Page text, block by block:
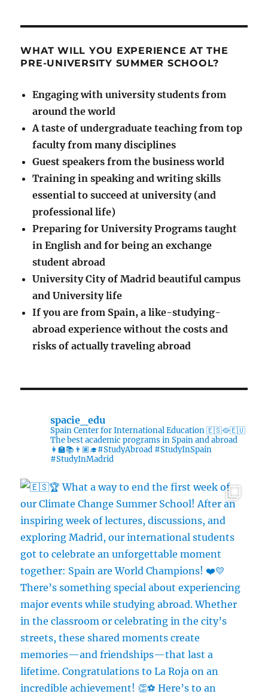
WHAT WILL YOU EXPERIENCE AT THE
PRE-UNIVERSITY SUMMER SCHOOL?
Engaging with university students from
around the world
A taste of undergraduate teaching from top
faculty from many disciplines
Guest speakers from the business world
Training in speaking and writing skills
essential to succeed at university (and
professional life)
Preparing for University Programs taught
in English and for being an exchange
student abroad
University City of Madrid beautiful campus
and University life
If you are from Spain, a like-studying-
abroad experience without the costs and
risks of actually traveling abroad
spacie_edu
Spain Center for International Education 🇪🇸🥘🇪🇺
The best academic programs in Spain and abroad
👩‍🏫📚👨🏽‍🎓#StudyAbroad #StudyInSpain
#StudyInMadrid